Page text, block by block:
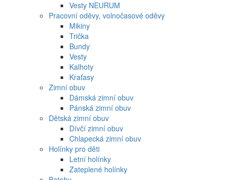
Vesty NEURUM
Pracovní oděvy, volnočasové oděvy
Mikiny
Trička
Bundy
Vesty
Kalhoty
Kraťasy
Zimní obuv
Dámská zimní obuv
Pánská zimní obuv
Dětská zimní obuv
Dívčí zimní obuv
Chlapecká zimní obuv
Holínky pro děti
Letní holínky
Zateplené holínky